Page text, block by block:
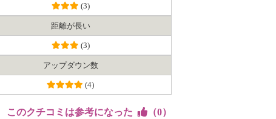
(3)
距離が長い
(3)
アップダウン数
(4)
このクチコミは参考になった （0）